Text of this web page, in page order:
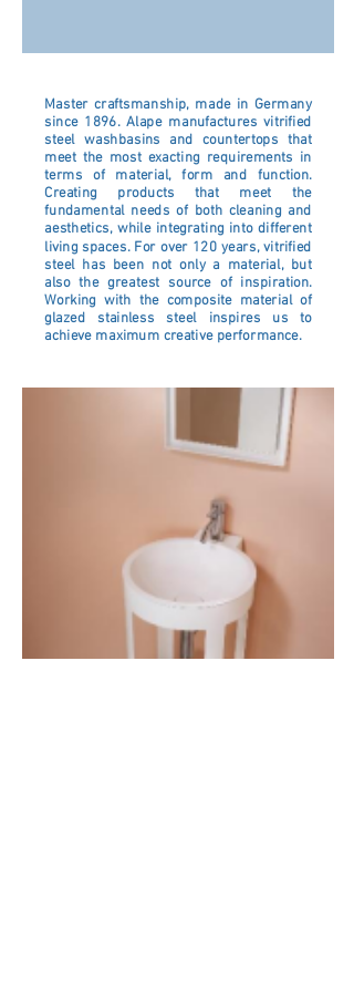
Master craftsmanship, made in Germany
since 1896. Alape manufactures vitrified
steel washbasins and countertops that
meet the most exacting requirements in
terms of material, form and function.
Creating products that meet the
fundamental needs of both cleaning and
aesthetics, while integrating into different
living spaces. For over 120 years, vitrified
steel has been not only a material, but
also the greatest source of inspiration.
Working with the composite material of
glazed stainless steel inspires us to
achieve maximum creative performance.